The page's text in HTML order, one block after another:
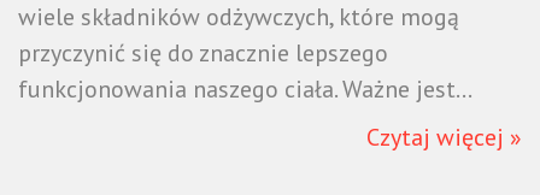
wiele składników odżywczych, które mogą
przyczynić się do znacznie lepszego
funkcjonowania naszego ciała. Ważne jest...
Czytaj więcej »